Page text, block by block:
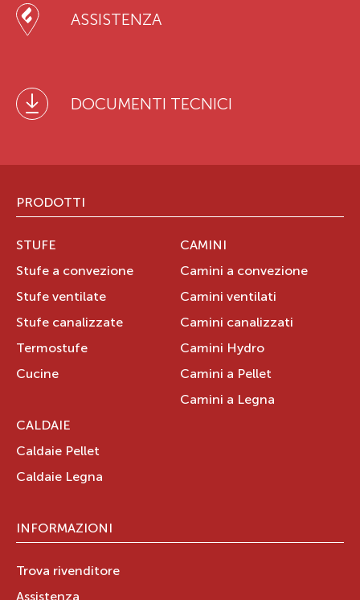
ASSISTENZA
DOCUMENTI TECNICI
PRODOTTI
STUFE
Stufe a convezione
Stufe ventilate
Stufe canalizzate
Termostufe
Cucine
CAMINI
Camini a convezione
Camini ventilati
Camini canalizzati
Camini Hydro
Camini a Pellet
Camini a Legna
CALDAIE
Caldaie Pellet
Caldaie Legna
INFORMAZIONI
Trova rivenditore